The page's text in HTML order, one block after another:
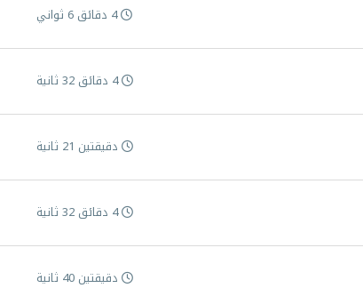
4 دقائق 6 ثواني
4 دقائق 32 ثانية
دقيقتين 21 ثانية
4 دقائق 32 ثانية
دقيقتين 40 ثانية